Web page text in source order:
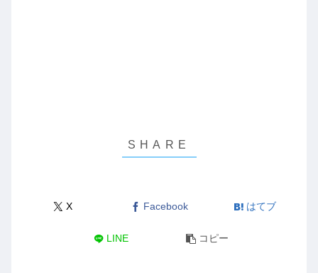
X Facebook はてブ
LINE コピー